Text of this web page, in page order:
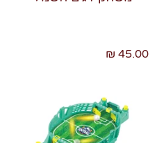
45.00 ₪